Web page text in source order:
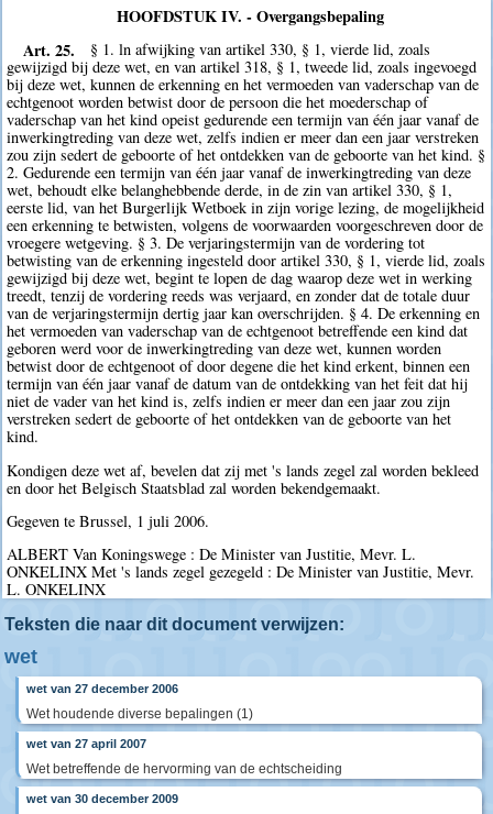
HOOFDSTUK IV. - Overgangsbepaling
Art. 25.
§ 1. ln afwijking van artikel 330, § 1, vierde lid, zoals
gewijzigd bij deze wet, en van artikel 318, § 1, tweede lid, zoals ingevoegd
bij deze wet, kunnen de erkenning en het vermoeden van vaderschap van de
echtgenoot worden betwist door de persoon die het moederschap of
vaderschap van het kind opeist gedurende een termijn van één jaar vanaf de
inwerkingtreding van deze wet, zelfs indien er meer dan een jaar verstreken
zou zijn sedert de geboorte of het ontdekken van de geboorte van het kind. §
2. Gedurende een termijn van één jaar vanaf de inwerkingtreding van deze
wet, behoudt elke belanghebbende derde, in de zin van artikel 330, § 1,
eerste lid, van het Burgerlijk Wetboek in zijn vorige lezing, de mogelijkheid
een erkenning te betwisten, volgens de voorwaarden voorgeschreven door de
vroegere wetgeving. § 3. De verjaringstermijn van de vordering tot
betwisting van de erkenning ingesteld door artikel 330, § 1, vierde lid, zoals
gewijzigd bij deze wet, begint te lopen de dag waarop deze wet in werking
treedt, tenzij de vordering reeds was verjaard, en zonder dat de totale duur
van de verjaringstermijn dertig jaar kan overschrijden. § 4. De erkenning en
het vermoeden van vaderschap van de echtgenoot betreffende een kind dat
geboren werd voor de inwerkingtreding van deze wet, kunnen worden
betwist door de echtgenoot of door degene die het kind erkent, binnen een
termijn van één jaar vanaf de datum van de ontdekking van het feit dat hij
niet de vader van het kind is, zelfs indien er meer dan een jaar zou zijn
verstreken sedert de geboorte of het ontdekken van de geboorte van het
kind.
Kondigen deze wet af, bevelen dat zij met 's lands zegel zal worden bekleed
en door het Belgisch Staatsblad zal worden bekendgemaakt.
Gegeven te Brussel, 1 juli 2006.
ALBERT Van Koningswege : De Minister van Justitie, Mevr. L.
ONKELINX Met 's lands zegel gezegeld : De Minister van Justitie, Mevr.
L. ONKELINX
Teksten die naar dit document verwijzen:
wet
wet van 27 december 2006
Wet houdende diverse bepalingen (1)
wet van 27 april 2007
Wet betreffende de hervorming van de echtscheiding
wet van 30 december 2009